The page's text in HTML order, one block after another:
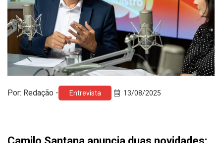
Por: Redação - Entrevista 13/08/2025